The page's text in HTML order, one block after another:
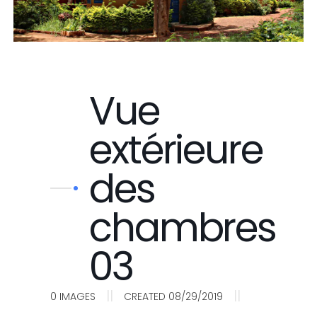
Vue
extérieure
des
chambres
03
0 IMAGES || CREATED 08/29/2019 ||